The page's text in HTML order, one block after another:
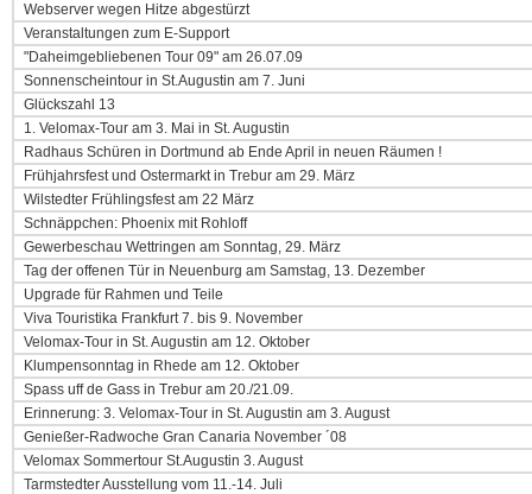
Webserver wegen Hitze abgestürzt
Veranstaltungen zum E-Support
"Daheimgebliebenen Tour 09" am 26.07.09
Sonnenscheintour in St.Augustin am 7. Juni
Glückszahl 13
1. Velomax-Tour am 3. Mai in St. Augustin
Radhaus Schüren in Dortmund ab Ende April in neuen Räumen !
Frühjahrsfest und Ostermarkt in Trebur am 29. März
Wilstedter Frühlingsfest am 22 März
Schnäppchen: Phoenix mit Rohloff
Gewerbeschau Wettringen am Sonntag, 29. März
Tag der offenen Tür in Neuenburg am Samstag, 13. Dezember
Upgrade für Rahmen und Teile
Viva Touristika Frankfurt 7. bis 9. November
Velomax-Tour in St. Augustin am 12. Oktober
Klumpensonntag in Rhede am 12. Oktober
Spass uff de Gass in Trebur am 20./21.09.
Erinnerung: 3. Velomax-Tour in St. Augustin am 3. August
Genießer-Radwoche Gran Canaria November ´08
Velomax Sommertour St.Augustin 3. August
Tarmstedter Ausstellung vom 11.-14. Juli